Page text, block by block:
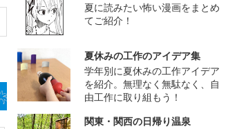
夏に読みたい怖い漫画をまとめ
てご紹介！
夏休みの工作のアイデア集
学年別に夏休みの工作アイデア
を紹介。無理なく無駄なく、自
由工作に取り組もう！
関東・関西の日帰り温泉